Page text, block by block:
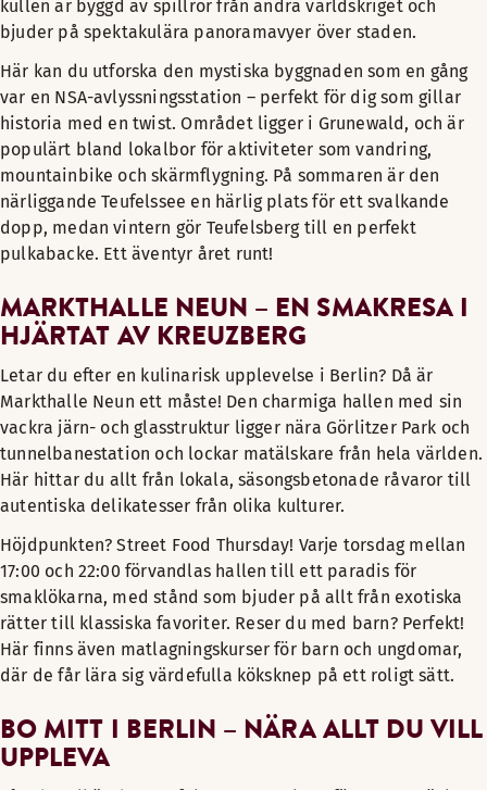
kullen är byggd av spillror från andra världskriget och
bjuder på spektakulära panoramavyer över staden.
Här kan du utforska den mystiska byggnaden som en gång
var en NSA-avlyssningsstation – perfekt för dig som gillar
historia med en twist. Området ligger i Grunewald, och är
populärt bland lokalbor för aktiviteter som vandring,
mountainbike och skärmflygning. På sommaren är den
närliggande Teufelssee en härlig plats för ett svalkande
dopp, medan vintern gör Teufelsberg till en perfekt
pulkabacke. Ett äventyr året runt!
MARKTHALLE NEUN – EN SMAKRESA I
HJÄRTAT AV KREUZBERG
Letar du efter en kulinarisk upplevelse i Berlin? Då är
Markthalle Neun ett måste! Den charmiga hallen med sin
vackra järn- och glasstruktur ligger nära Görlitzer Park och
tunnelbanestation och lockar matälskare från hela världen.
Här hittar du allt från lokala, säsongsbetonade råvaror till
autentiska delikatesser från olika kulturer.
Höjdpunkten? Street Food Thursday! Varje torsdag mellan
17:00 och 22:00 förvandlas hallen till ett paradis för
smaklökarna, med stånd som bjuder på allt från exotiska
rätter till klassiska favoriter. Reser du med barn? Perfekt!
Här finns även matlagningskurser för barn och ungdomar,
där de får lära sig värdefulla köksknep på ett roligt sätt.
BO MITT I BERLIN – NÄRA ALLT DU VILL
UPPLEVA